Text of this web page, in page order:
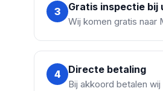
3 Gratis inspectie bij
Wij komen gratis naar
4 Directe betaling
Bij akkoord betalen